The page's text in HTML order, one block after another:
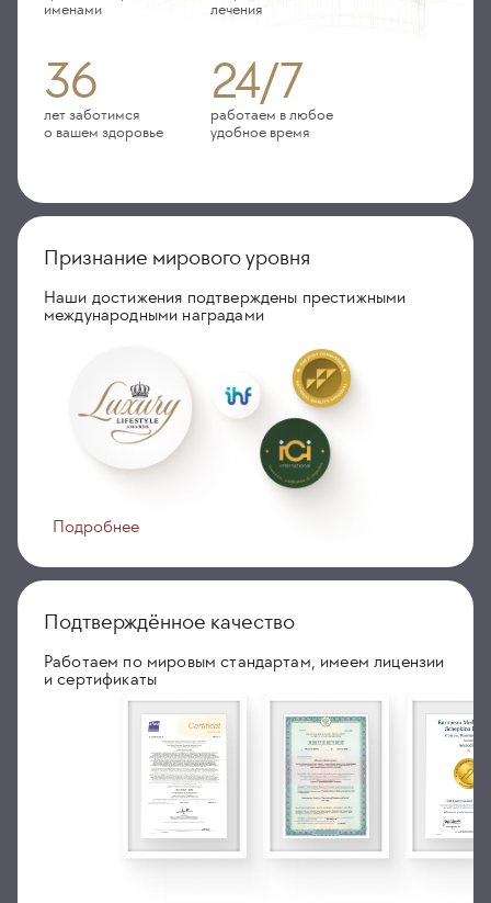
именами
лечения
36
лет заботимся
о вашем здоровье
24/7
работаем в любое
удобное время
Признание мирового уровня
Наши достижения подтверждены престижными
международными наградами
Подробнее
Подтверждённое качество
Работаем по мировым стандартам, имеем лицензии
и сертификаты